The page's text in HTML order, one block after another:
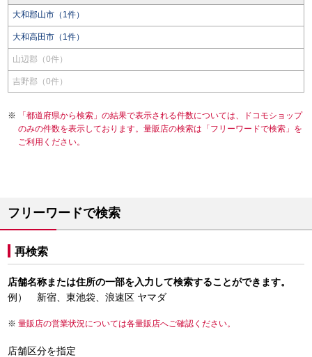
大和郡山市（1件）
大和高田市（1件）
山辺郡（0件）
吉野郡（0件）
「都道府県から検索」の結果で表示される件数については、ドコモショップ
のみの件数を表示しております。量販店の検索は「フリーワードで検索」を
ご利用ください。
フリーワードで検索
再検索
店舗名称または住所の一部を入力して検索することができます。
例） 新宿、東池袋、浪速区 ヤマダ
量販店の営業状況については各量販店へご確認ください。
店舗区分を指定